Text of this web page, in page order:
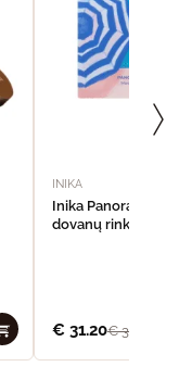
INIKA
Inika Panoramic Eye
dovanų rinkinys
€ 31.20€39.00